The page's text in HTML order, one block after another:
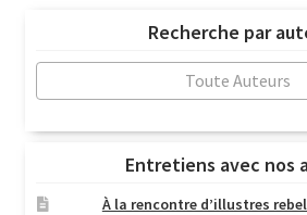
Recherche par
Toute Auteurs
Entretiens avec nos
À la rencontre d’illustres